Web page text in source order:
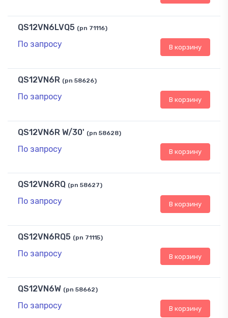
QS12VN6LVQ5 (pn 71116)
По запросу В корзину
QS12VN6R (pn 58626)
По запросу В корзину
QS12VN6R W/30' (pn 58628)
По запросу В корзину
QS12VN6RQ (pn 58627)
По запросу В корзину
QS12VN6RQ5 (pn 71115)
По запросу В корзину
QS12VN6W (pn 58662)
По запросу В корзину